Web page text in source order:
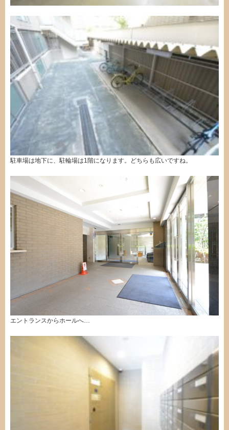
駐車場は地下に、駐輪場は1階になります。どちらも広いですね。
エントランスからホールへ…